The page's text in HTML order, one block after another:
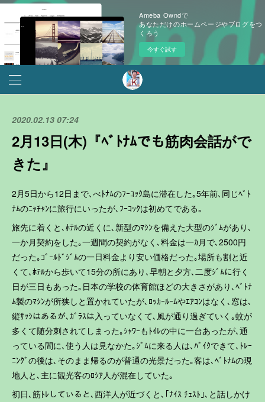
Ameba Owndで
あなただけのホームページやブログをつ
くろう
今すぐ試す
2020.02.13 07:24
2月13日(木)『ﾍﾞﾄﾅﾑでも筋肉会話がで
きた』
2月5日から12日まで､べﾄﾅﾑのﾌｰｺｯｸ島に滞在した｡5年前､同じﾍﾞﾄ
ﾅﾑのﾆｬﾁｬﾝに旅行にいったが､ﾌｰｺｯｸは初めてである｡
旅先に着くと､ﾎﾃﾙの近くに､新型のﾏｼﾝを備えた大型のｼﾞﾑがあり､
一か月契約をした｡一週間の契約がなく､料金は一ｶ月で､2500円
だった｡ｺﾞｰﾙﾄﾞｼﾞﾑの一日料金より安い価格だった｡場所も割と近
くて､ﾎﾃﾙから歩いて15分の所にあり､早朝と夕方､二度ｼﾞﾑに行く
日が三日もあった｡日本の学校の体育館ほどの大きさがあり､ﾍﾞﾄﾅ
ﾑ製のﾏｼﾝが所狭しと置かれていたが､ﾛｯｶｰﾙｰﾑやｴｱｺﾝはなく､窓は､
縦ｻｯｼはあるが､ｶﾞﾗｽは入っていなくて､風が通り過ぎていく｡蚊が
多くて随分刺されてしまった｡ｼｬﾜｰもﾄｲﾚの中に一台あったが､通
っている間に､使う人は見なかた｡ｼﾞﾑに来る人は､ﾊﾞｲｸできて､ﾄﾚｰ
ﾆﾝｸﾞの後は､そのまま帰るのが普通の光景だった｡客は､ﾍﾞﾄﾅﾑの現
地人と､主に観光客のﾛｼｱ人が混在していた｡
初日､筋ﾄﾚしていると､西洋人が近づくと､｢ﾅｲｽ ﾁｪｽﾄ｣､と話しかけ